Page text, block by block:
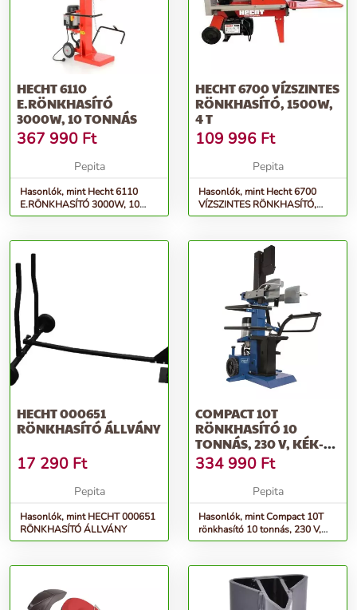
HECHT 6110
E.RÖNKHASÍTÓ
3000W, 10 TONNÁS
367 990 Ft
Pepita
Hasonlók, mint Hecht 6110
E.RÖNKHASÍTÓ 3000W, 10
tonnás
HECHT 6700 VÍZSZINTES
RÖNKHASÍTÓ, 1500W,
4 T
109 996 Ft
Pepita
Hasonlók, mint Hecht 6700
VÍZSZINTES RÖNKHASÍTÓ,
1500W, 4 t
HECHT 000651
RÖNKHASÍTÓ ÁLLVÁNY
17 290 Ft
Pepita
Hasonlók, mint HECHT 000651
RÖNKHASÍTÓ ÁLLVÁNY
COMPACT 10T
RÖNKHASÍTÓ 10
TONNÁS, 230 V, KÉK-
FEKETE
334 990 Ft
Pepita
Hasonlók, mint Compact 10T
rönkhasító 10 tonnás, 230 V,
kék-fekete